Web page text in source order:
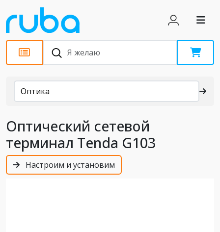
Каталог
Оптика
Оптический сетевой
терминал Tenda G103
Настроим и установим